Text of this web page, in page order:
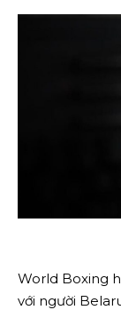
World Boxing
với người